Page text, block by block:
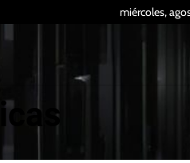
miércoles,